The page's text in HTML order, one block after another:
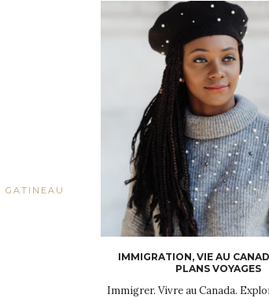
IMMIGRATION, VIE AU
PLANS VOYAGES
Immigrer. Vivre au Canada.